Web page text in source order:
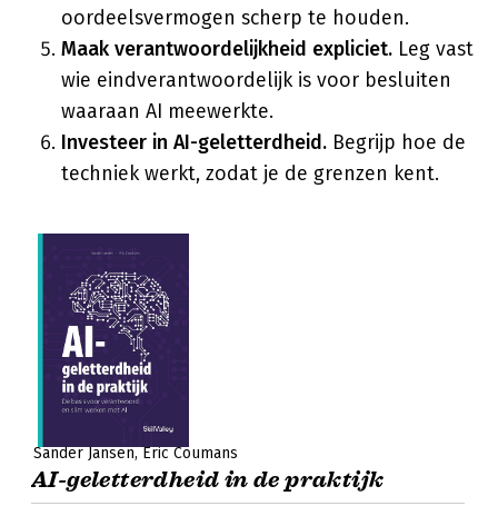
oordeelsvermogen scherp te houden.
Maak verantwoordelijkheid expliciet. Leg vast
wie eindverantwoordelijk is voor besluiten
waaraan AI meewerkte.
Investeer in AI-geletterdheid. Begrijp hoe de
techniek werkt, zodat je de grenzen kent.
Sander Jansen Eric Coumans
AI-geletterdheid in de praktijk